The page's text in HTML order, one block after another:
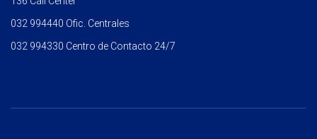
032 994440 Ofic. Centrales
032 994330 Centro de Contacto 24/7